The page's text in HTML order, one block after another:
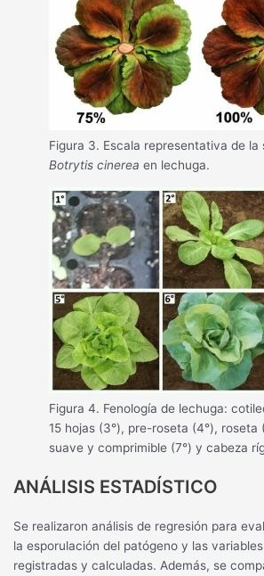
Figura 3. Escala representativa de la
Botrytis cinerea en lechuga.
Figura 4. Fenología de lechuga:
15 hojas (3°), pre-roseta (4°),
suave y comprimible (7°) y cabeza
ANÁLISIS ESTADÍSTICO
Se realizaron análisis de regresión para
la esporulación del patógeno y las
registradas y calculadas. Además, se